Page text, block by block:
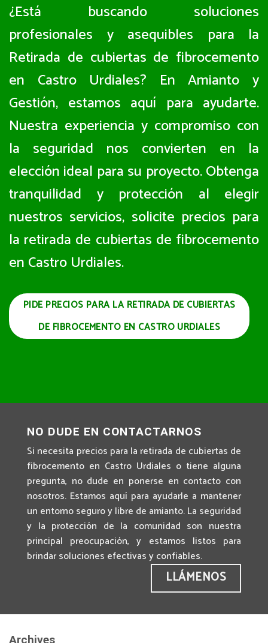
¿Está buscando soluciones
profesionales y asequibles para la
Retirada de cubiertas de fibrocemento
en Castro Urdiales? En Amianto y
Gestión, estamos aquí para ayudarte.
Nuestra experiencia y compromiso con
la seguridad nos convierten en la
elección ideal para su proyecto. Obtenga
tranquilidad y protección al elegir
nuestros servicios, solicite precios para
la retirada de cubiertas de fibrocemento
en Castro Urdiales.
PIDE PRECIOS PARA LA RETIRADA DE CUBIERTAS
DE FIBROCEMENTO EN CASTRO URDIALES
NO DUDE EN CONTACTARNOS
Si necesita precios para la retirada de cubiertas de
fibrocemento en Castro Urdiales o tiene alguna
pregunta, no dude en ponerse en contacto con
nosotros. Estamos aquí para ayudarle a mantener
un entorno seguro y libre de amianto. La seguridad
y la protección de la comunidad son nuestra
principal preocupación, y estamos listos para
brindar soluciones efectivas y confiables.
LLÁMENOS
Archives